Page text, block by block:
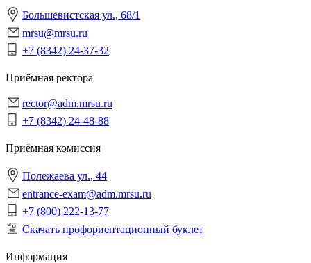
Большевистская ул., 68/1
mrsu@mrsu.ru
+7 (8342) 24-37-32
Приёмная ректора
rector@adm.mrsu.ru
+7 (8342) 24-48-88
Приёмная комиссия
Полежаева ул., 44
entrance-exam@adm.mrsu.ru
+7 (800) 222-13-77
Скачать профориентационный буклет
Информация